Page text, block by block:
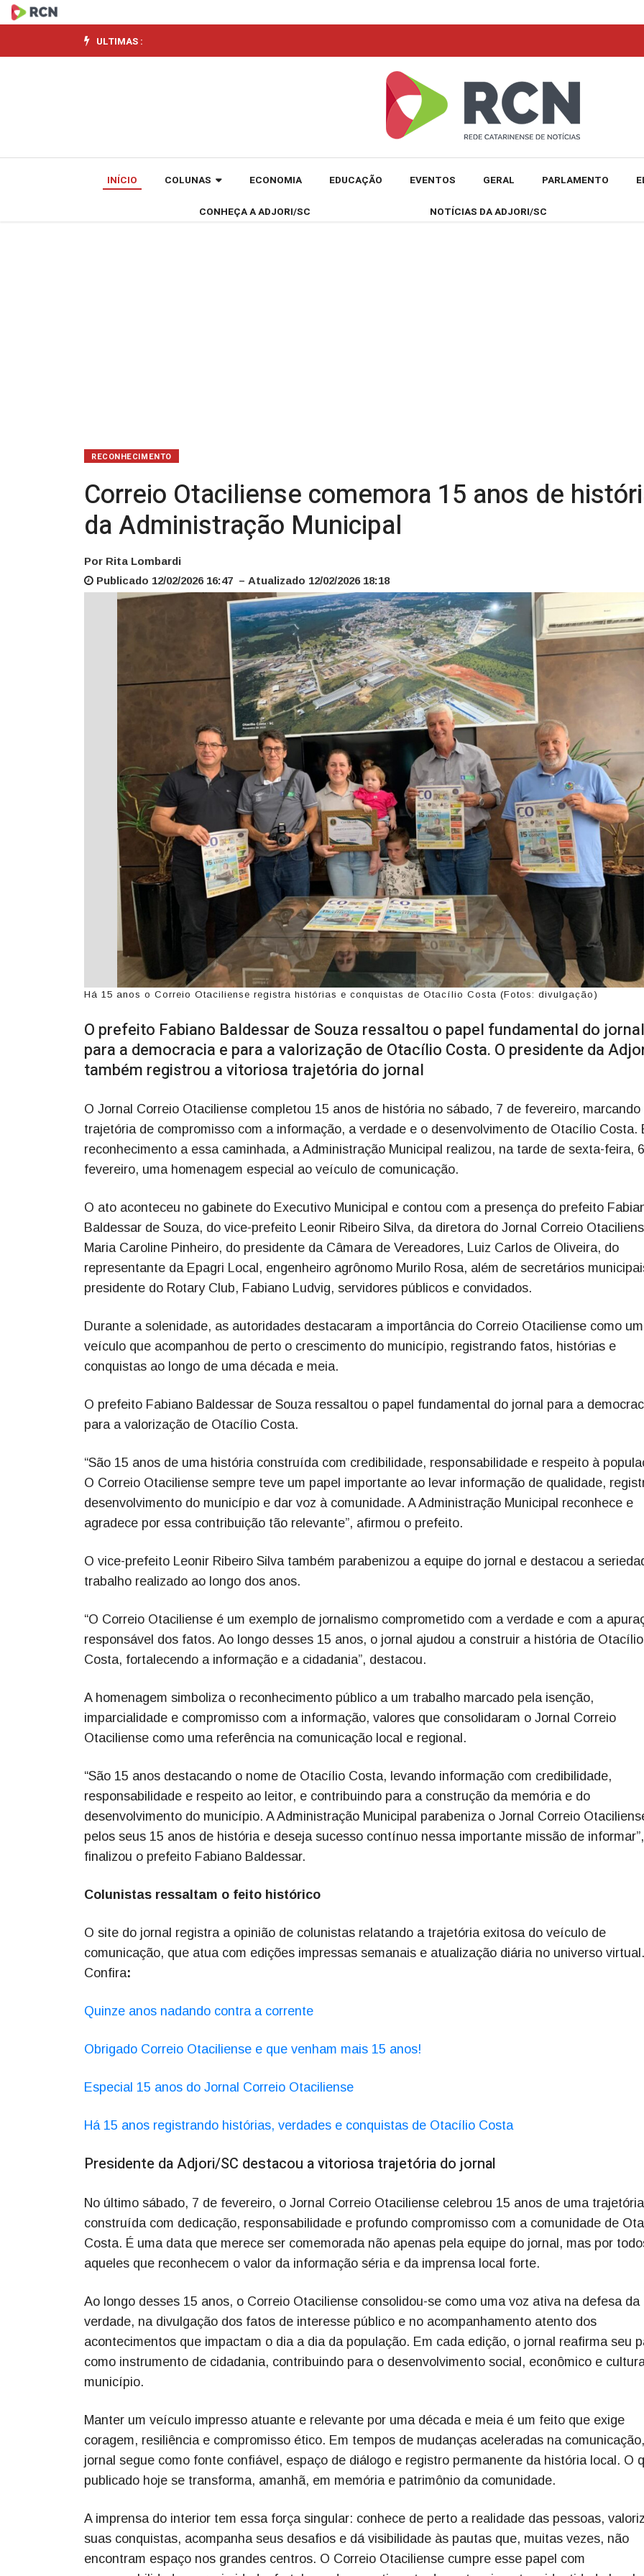
Correio
Otaciliense
de
ULTIMAS :
INÍCIO COLUNAS ECONOMIA EDUCAÇÃO EVENTOS GERAL PARLAMENTO
CONHEÇA A ADJORI/SC NOTÍCIAS DA ADJORI/SC
RECONHECIMENTO
Correio Otaciliense comemora 15 anos de
da Administração Municipal
Por Rita Lombardi
Publicado 12/02/2026 16:47 – Atualizado 12/02/2026 18:18
Há 15 anos o Correio Otaciliense registra histórias e conquistas de Otacílio Costa (Fotos: divulgação)
O prefeito Fabiano Baldessar de Souza ressaltou o papel fundamental do jornal
para a democracia e para a valorização de Otacílio Costa. O presidente da
também registrou a vitoriosa trajetória do jornal
O Jornal Correio Otaciliense completou 15 anos de história no sábado, 7 de fevereiro, marcando
trajetória de compromisso com a informação, a verdade e o desenvolvimento de Otacílio Costa.
reconhecimento a essa caminhada, a Administração Municipal realizou, na tarde de sexta-feira,
fevereiro, uma homenagem especial ao veículo de comunicação.
O ato aconteceu no gabinete do Executivo Municipal e contou com a presença do prefeito
Baldessar de Souza, do vice-prefeito Leonir Ribeiro Silva, da diretora do Jornal Correio
Maria Caroline Pinheiro, do presidente da Câmara de Vereadores, Luiz Carlos de Oliveira, do
representante da Epagri Local, engenheiro agrônomo Murilo Rosa, além de secretários
presidente do Rotary Club, Fabiano Ludvig, servidores públicos e convidados.
Durante a solenidade, as autoridades destacaram a importância do Correio Otaciliense como um
veículo que acompanhou de perto o crescimento do município, registrando fatos, histórias e
conquistas ao longo de uma década e meia.
O prefeito Fabiano Baldessar de Souza ressaltou o papel fundamental do jornal para a
para a valorização de Otacílio Costa.
“São 15 anos de uma história construída com credibilidade, responsabilidade e respeito à
O Correio Otaciliense sempre teve um papel importante ao levar informação de qualidade,
desenvolvimento do município e dar voz à comunidade. A Administração Municipal reconhece e
agradece por essa contribuição tão relevante”, afirmou o prefeito.
O vice-prefeito Leonir Ribeiro Silva também parabenizou a equipe do jornal e destacou a
trabalho realizado ao longo dos anos.
“O Correio Otaciliense é um exemplo de jornalismo comprometido com a verdade e com a
responsável dos fatos. Ao longo desses 15 anos, o jornal ajudou a construir a história de Otacílio
Costa, fortalecendo a informação e a cidadania”, destacou.
A homenagem simboliza o reconhecimento público a um trabalho marcado pela isenção,
imparcialidade e compromisso com a informação, valores que consolidaram o Jornal Correio
Otaciliense como uma referência na comunicação local e regional.
“São 15 anos destacando o nome de Otacílio Costa, levando informação com credibilidade,
responsabilidade e respeito ao leitor, e contribuindo para a construção da memória e do
desenvolvimento do município. A Administração Municipal parabeniza o Jornal Correio
pelos seus 15 anos de história e deseja sucesso contínuo nessa importante missão de informar”,
finalizou o prefeito Fabiano Baldessar.
Colunistas ressaltam o feito histórico
O site do jornal registra a opinião de colunistas relatando a trajetória exitosa do veículo de
comunicação, que atua com edições impressas semanais e atualização diária no universo virtual.
Confira:
Quinze anos nadando contra a corrente
Obrigado Correio Otaciliense e que venham mais 15 anos!
Especial 15 anos do Jornal Correio Otaciliense
Há 15 anos registrando histórias, verdades e conquistas de Otacílio Costa
Presidente da Adjori/SC destacou a vitoriosa trajetória do jornal
No último sábado, 7 de fevereiro, o Jornal Correio Otaciliense celebrou 15 anos de uma trajetória
construída com dedicação, responsabilidade e profundo compromisso com a comunidade de
Costa. É uma data que merece ser comemorada não apenas pela equipe do jornal, mas por
aqueles que reconhecem o valor da informação séria e da imprensa local forte.
Ao longo desses 15 anos, o Correio Otaciliense consolidou-se como uma voz ativa na defesa da
verdade, na divulgação dos fatos de interesse público e no acompanhamento atento dos
acontecimentos que impactam o dia a dia da população. Em cada edição, o jornal reafirma seu
como instrumento de cidadania, contribuindo para o desenvolvimento social, econômico e
município.
Manter um veículo impresso atuante e relevante por uma década e meia é um feito que exige
coragem, resiliência e compromisso ético. Em tempos de mudanças aceleradas na
jornal segue como fonte confiável, espaço de diálogo e registro permanente da história local. O
publicado hoje se transforma, amanhã, em memória e patrimônio da comunidade.
A imprensa do interior tem essa força singular: conhece de perto a realidade das pessoas,
suas conquistas, acompanha seus desafios e dá visibilidade às pautas que, muitas vezes, não
encontram espaço nos grandes centros. O Correio Otaciliense cumpre esse papel com